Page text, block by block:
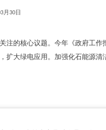
月30日
注的核心议题。今年《政府工作
扩大绿电应用。加强化石能源清